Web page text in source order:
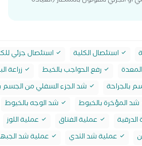
استئصال الكلية استئصال جزئي
رفع الحواجب بالخيط زراعة
بالجراحة شد الجزء السفلي من الجسم
شد المؤخرة بالخيوط شد الوجه بالخيوط
عملية الفتاق عملية اللوز
عملية شد الثدي عملية شد